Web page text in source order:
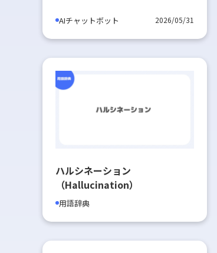
AIチャットボット 2026/05/31
ハルシネーション
（Hallucination）
用語辞典